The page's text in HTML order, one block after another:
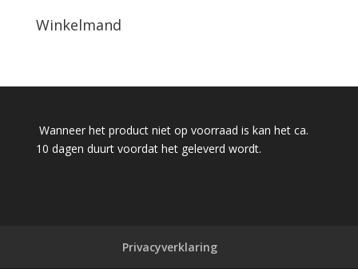
Winkelmand
Wanneer het product niet op voorraad is kan het ca.
10 dagen duurt voordat het geleverd wordt.
Privacyverklaring